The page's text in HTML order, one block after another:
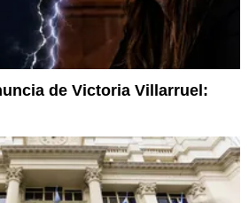
de Victoria Villarruel: